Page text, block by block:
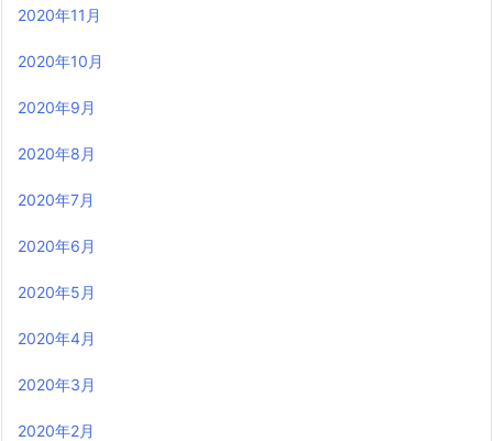
2020年11月
2020年10月
2020年9月
2020年8月
2020年7月
2020年6月
2020年5月
2020年4月
2020年3月
2020年2月